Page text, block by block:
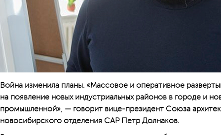
Война изменила планы. «Массовое и оперативное
на появление новых индустриальных районов в городе и
промышленной», — говорит вице-президент Союза
новосибирского отделения САР Петр Долнаков.